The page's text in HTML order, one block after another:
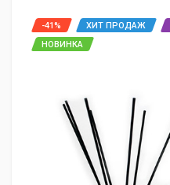
-41% ХИТ ПРОДАЖ
НОВИНКА